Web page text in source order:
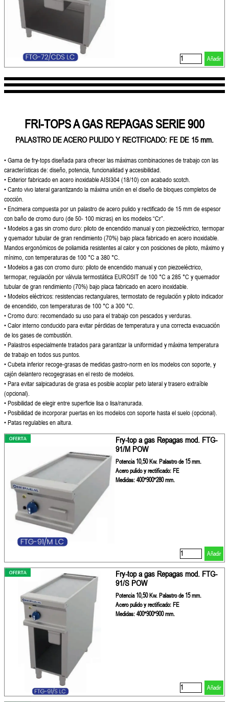
Añadir
FRI-TOPS A GAS REPAGAS SERIE 900
PALASTRO DE ACERO PULIDO Y RECTFICADO: FE DE 15 mm.
• Gama de fry-tops diseñada para ofrecer las máximas combinaciones de trabajo con las
características de: diseño, potencia, funcionalidad y accesibilidad.
• Exterior fabricado en acero inoxidable AISI304 (18/10) con acabado scotch.
• Canto vivo lateral garantizando la máxima unión en el diseño de bloques completos de
cocción.
• Encimera compuesta por un palastro de acero pulido y rectificado de 15 mm de espesor
con baño de cromo duro (de 50- 100 micras) en los modelos “Cr”.
• Modelos a gas sin cromo duro: piloto de encendido manual y con piezoeléctrico, termopar
y quemador tubular de gran rendimiento (70%) bajo placa fabricado en acero inoxidable.
Mandos ergonómicos de poliamida resistentes al calor y con posiciones de piloto, máximo y
mínimo, con temperaturas de 100 °C a 380 °C.
• Modelos a gas con cromo duro: piloto de encendido manual y con piezoeléctrico,
termopar, regulación por válvula termostática EUROSIT de 100 °C a 285 °C y quemador
tubular de gran rendimiento (70%) bajo placa fabricado en acero inoxidable.
• Modelos eléctricos: resistencias rectangulares, termostato de regulación y piloto indicador
de encendido, con temperaturas de 100 °C a 300 °C.
• Cromo duro: recomendado su uso para el trabajo con pescados y verduras.
• Calor interno conducido para evitar pérdidas de temperatura y una correcta evacuación
de los gases de combustión.
• Palastros especialmente tratados para garantizar la uniformidad y máxima temperatura
de trabajo en todos sus puntos.
• Cubeta inferior recoge-grasas de medidas gastro-norm en los modelos con soporte, y
cajón delantero recogegrasas en el resto de modelos.
• Para evitar salpicaduras de grasa es posible acoplar peto lateral y trasero extraíble
(opcional).
• Posibilidad de elegir entre superficie lisa o lisa/ranurada.
• Posibilidad de incorporar puertas en los modelos con soporte hasta el suelo (opcional).
• Patas regulables en altura.
Fry-top a gas Repagas mod. FTG-
91/M POW
Potencia 10,50 Kw. Palastro de 15 mm.
Acero pulido y rectificado: FE
Medidas: 400*900*280 mm.
Añadir
Fry-top a gas Repagas mod. FTG-
91/S POW
Potencia 10,50 Kw. Palastro de 15 mm.
Acero pulido y rectificado: FE
Medidas: 400*900*900 mm.
Añadir